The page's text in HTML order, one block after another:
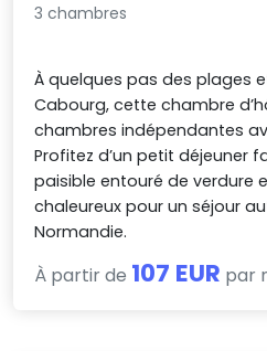
3 chambres
À quelques pas des plages
Cabourg, cette chambre
chambres indépendantes
Profitez d’un petit déjeuner
paisible entouré de verdure
chaleureux pour un séjour
Normandie.
À partir de 107 EUR par